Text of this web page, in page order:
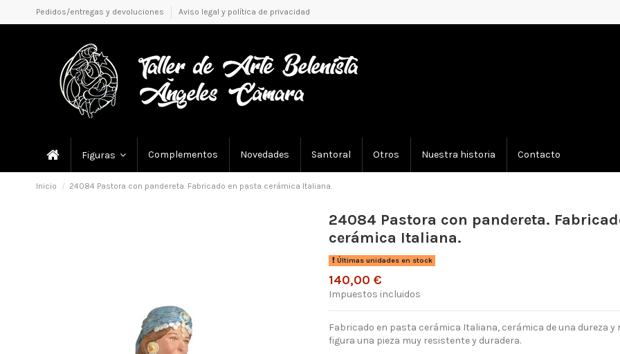
Pedidos/entregas y devoluciones Aviso legal y política de privacidad
Figuras Complementos Novedades Santoral Otros Nuestra historia Contacto
Inicio 24084 Pastora con pandereta. Fabricado en pasta cerámica Italiana.
24084 Pastora con pandereta.
cerámica Italiana.
Últimas unidades en stock
140,00 €
Impuestos incluidos
Fabricado en pasta cerámica Italiana, cerámica de una dureza y
figura una pieza muy resistente y duradera.